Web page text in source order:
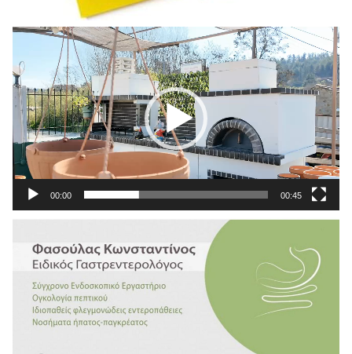
Πρόγραμμα
Αναπαραγωγής
Βίντεο
00:00 00:45